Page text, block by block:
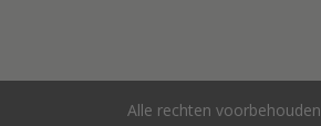
Alle rechten voorbehouden